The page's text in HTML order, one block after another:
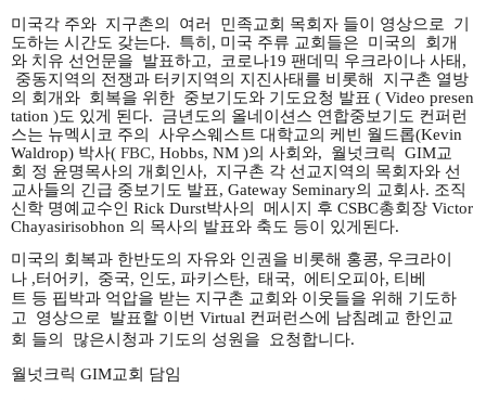
미국각 주와 지구촌의 여러 민 족교회 목회자 들이 영상으로
기
도하는 시간도 갖는다. 특히 , 미국 주류 교회들은 미국의
회개
와 치유 선언문을 발표하고, 코로나19 팬데믹 우크라이나 사태 ,
중동지역의 전쟁과 터키지역의 지진사태를 비롯해 지구촌 열방
의 회개와 회복을 위한 중보기도와 기도요청 발표 ( Video presen
tation )도 있게 된다. 금년도의 올네이션스 연합중보기도 컨퍼런
스는 뉴멕시코 주의 사우스웨스트 대학교의 케빈 월드롭(Kevin
Waldrop) 박사( FBC, Hobbs, NM )의 사회와, 월넛크릭 GIM교
회 정 윤명목사의 개회인사, 지구촌 각 선교지역의 목회자와 선
교사들의 긴급 중보기도 발표, Gateway Seminary의 교회사. 조직
신학 명예교수인 Rick Durst박사의 메시지 후 CSBC총회장 Victor
Chayasirisobhon 의 목사의 발표와 축도 등이 있게된다.
미국의 회복과 한반도의 자유와 인권을 비롯해 홍콩, 우크라이
나 ,터어키 , 중국, 인도, 파키스탄, 태국, 에티오피아, 티베
트 등 핍박과 억압을 받는 지구촌 교회와 이웃들을 위해 기도하
고
영상으로 발표할 이번 Virtual 컨퍼런스에
남침례교 한인교
회 들의 많은시청과 기도의 성원을 요청합니다.
월넛크릭 GIM교회 담임